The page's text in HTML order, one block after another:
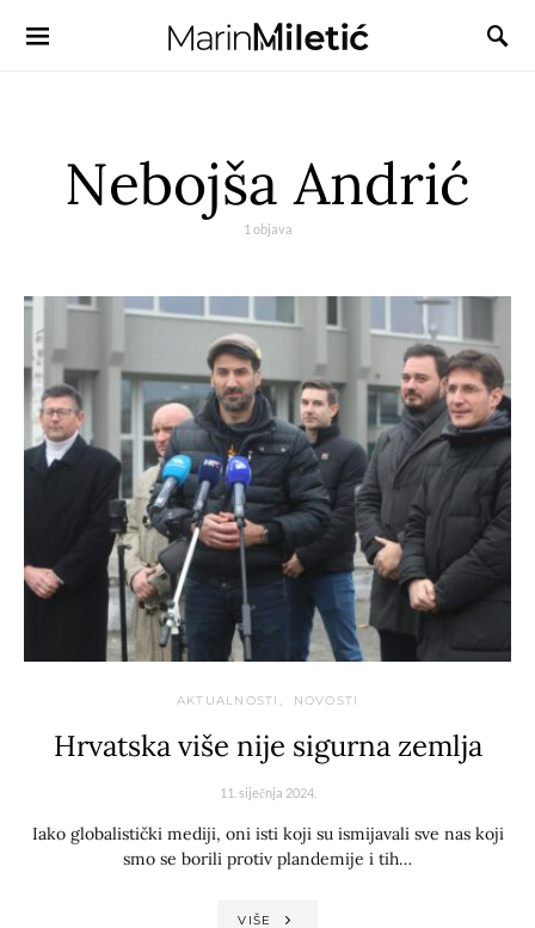
Nebojša Andrić
1 objava
AKTUALNOSTI NOVOSTI
Hrvatska više nije sigurna zemlja
11. siječnja 2024.
Iako globalistički mediji, oni isti koji su ismijavali sve nas koji
smo se borili protiv plandemije i tih…
VIŠE